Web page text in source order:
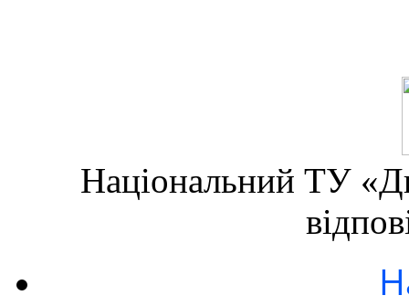
Національний ТУ